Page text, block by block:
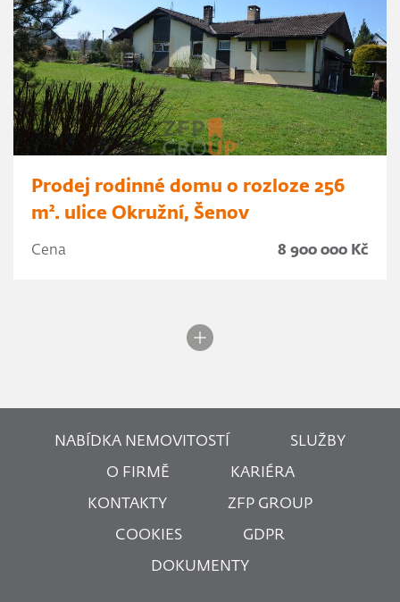
Prodej rodinné domu o rozloze 256
m². ulice Okružní, Šenov
Cena 8 900 000 Kč
NABÍDKA NEMOVITOSTÍ SLUŽBY
O FIRMĚ KARIÉRA
KONTAKTY ZFP GROUP
COOKIES GDPR
DOKUMENTY